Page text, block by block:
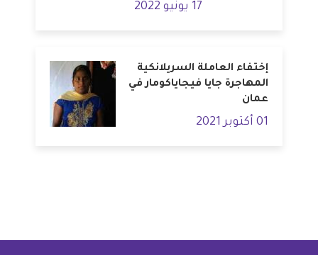
17 يونيو 2022
إختفاء العاملة السريلانكية
المهاجرة جايا فيجاياكومار في
عمان
01 أكتوبر 2021